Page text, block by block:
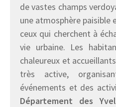
de vastes champs
une atmosphère paisible
ceux qui cherchent à
vie urbaine. Les
chaleureux et
très active,
événements et des
Département des